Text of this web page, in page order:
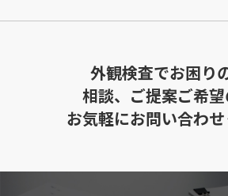
外観検査でお困り
相談、ご提案ご希
お気軽にお問い合わ